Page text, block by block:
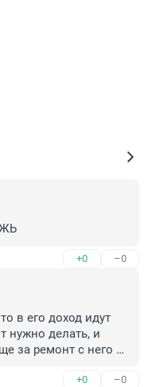
+0 –0
в его доход идут
нужно делать, и
за ремонт с него
+0 –0